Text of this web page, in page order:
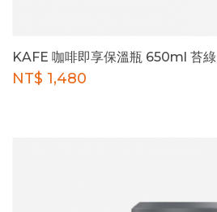
KAFE 咖啡即享保溫瓶 650ml 苔綠
NT$ 1,480